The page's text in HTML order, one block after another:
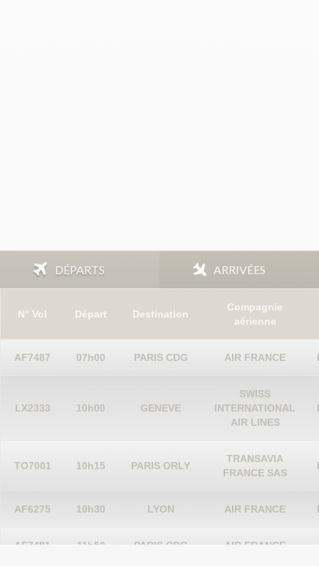
DÉPARTS ARRIVÉES
N° Vol Départ Destination
Compagnie
aérienne
AF7487 07h00 PARIS CDG AIR FRANCE
LX2333 10h00 GENEVE
SWISS
INTERNATIONAL
AIR LINES
TO7001 10h15 PARIS ORLY
TRANSAVIA
FRANCE SAS
AF6275 10h30 LYON AIR FRANCE
AF7481 11h50 PARIS CDG AIR FRANCE